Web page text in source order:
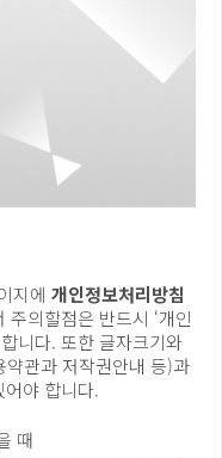
지에 개인정보처리방침
주의할점은 반드시 ‘개인
니다. 또한 글자크기와
관과 저작권안내 등)과
야 합니다.
때